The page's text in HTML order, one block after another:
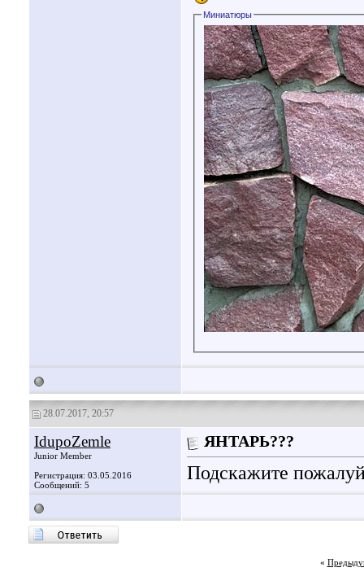
Миниатюры
28.07.2017, 20:57
IdupoZemle
Junior Member
Регистрация: 03.05.2016
Сообщений: 5
ЯНТАРЬ???
Подскажите
«